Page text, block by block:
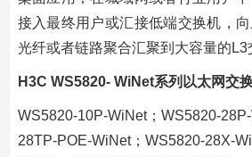
接入最终用户或汇接低端交换机，
光纤或者链路聚合汇聚到大容量的L3
H3C WS5820- WiNet系列以太网交
WS5820-10P-WiNet；WS5820-
28TP-POE-WiNet；WS5820-28X-